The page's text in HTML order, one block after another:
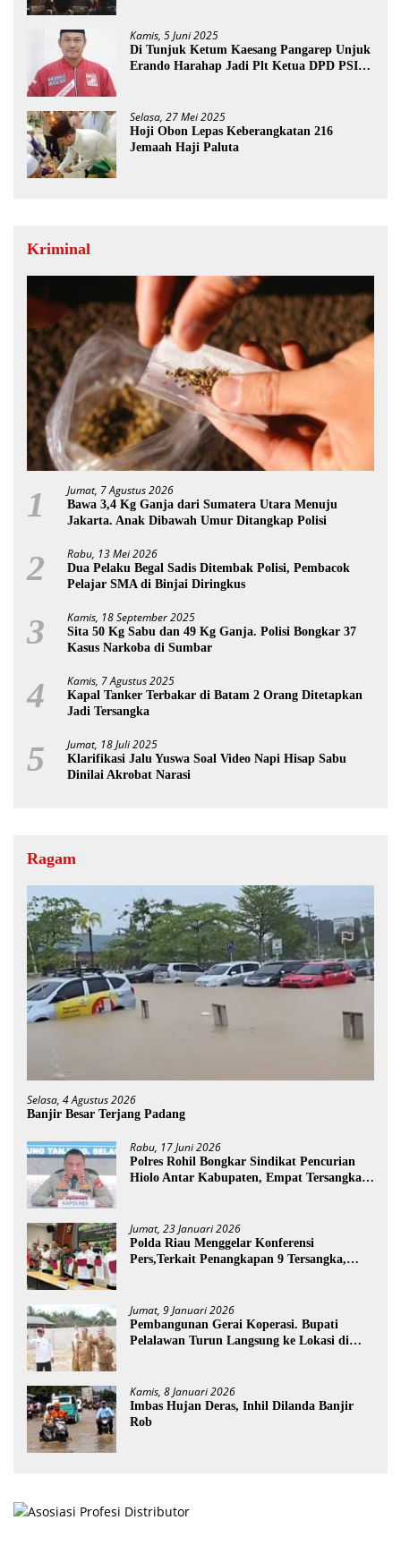
Kamis, 5 Juni 2025
Di Tunjuk Ketum Kaesang Pangarep Unjuk
Erando Harahap Jadi Plt Ketua DPD PSI
Selasa, 27 Mei 2025
Hoji Obon Lepas Keberangkatan 216
Jemaah Haji Paluta
Kriminal
1 Jumat, 7 Agustus 2026
Bawa 3,4 Kg Ganja dari Sumatera Utara Menuju
Jakarta. Anak Dibawah Umur Ditangkap Polisi
2 Rabu, 13 Mei 2026
Dua Pelaku Begal Sadis Ditembak Polisi, Pembacok
Pelajar SMA di Binjai Diringkus
3 Kamis, 18 September 2025
Sita 50 Kg Sabu dan 49 Kg Ganja. Polisi Bongkar 37
Kasus Narkoba di Sumbar
4 Kamis, 7 Agustus 2025
Kapal Tanker Terbakar di Batam 2 Orang Ditetapkan
Jadi Tersangka
5 Jumat, 18 Juli 2025
Klarifikasi Jalu Yuswa Soal Video Napi Hisap Sabu
Dinilai Akrobat Narasi
Ragam
Selasa, 4 Agustus 2026
Banjir Besar Terjang Padang
Rabu, 17 Juni 2026
Polres Rohil Bongkar Sindikat Pencurian
Hiolo Antar Kabupaten, Empat Tersangka
Jumat, 23 Januari 2026
Polda Riau Menggelar Konferensi
Pers,Terkait Penangkapan 9 Tersangka,
Jumat, 9 Januari 2026
Pembangunan Gerai Koperasi. Bupati
Pelalawan Turun Langsung ke Lokasi di
Kamis, 8 Januari 2026
Imbas Hujan Deras, Inhil Dilanda Banjir
Rob